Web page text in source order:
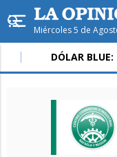
Miércoles 5 de
Hoy enRafaela
DÓLAR BLUE: